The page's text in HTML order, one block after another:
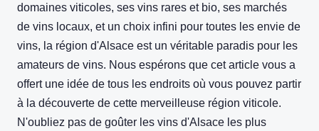
domaines viticoles, ses vins rares et bio, ses marchés
de vins locaux, et un choix infini pour toutes les envie de
vins, la région d'Alsace est un véritable paradis pour les
amateurs de vins. Nous espérons que cet article vous a
offert une idée de tous les endroits où vous pouvez partir
à la découverte de cette merveilleuse région viticole.
N'oubliez pas de goûter les vins d'Alsace les plus